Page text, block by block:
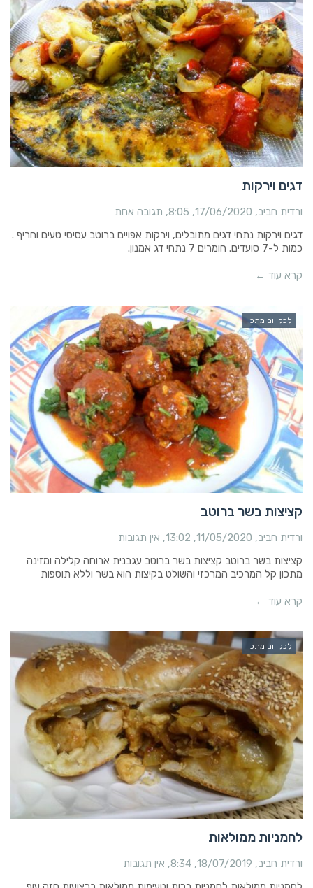
דגים וירקות
ורדית חביב 17/06/2020
8:05 תגובה אחת
דגים וירקות נתחי דגים מתובלים, וירקות אפויים ברוטב עסיסי טעים וחריף .
כמות ל-7 סועדים. חומרים 7 נתחי דג אמנון.
קרא עוד ←
לכל יום מתכון
קציצות בשר ברוטב
ורדית חביב 11/05/2020
13:02 אין תגובות
קציצות בשר ברוטב קציצות בשר ברוטב עגבנית ארוחה קלילה ומזינה
מתכון קל המרכיב המרכזי והשולט בקיצות הוא בשר וללא תוספות
קרא עוד ←
לכל יום מתכון
לחמניות ממולאות
ורדית חביב 18/07/2019
8:34 אין תגובות